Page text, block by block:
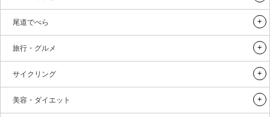
尾道でべら
旅行・グルメ
サイクリング
美容・ダイエット